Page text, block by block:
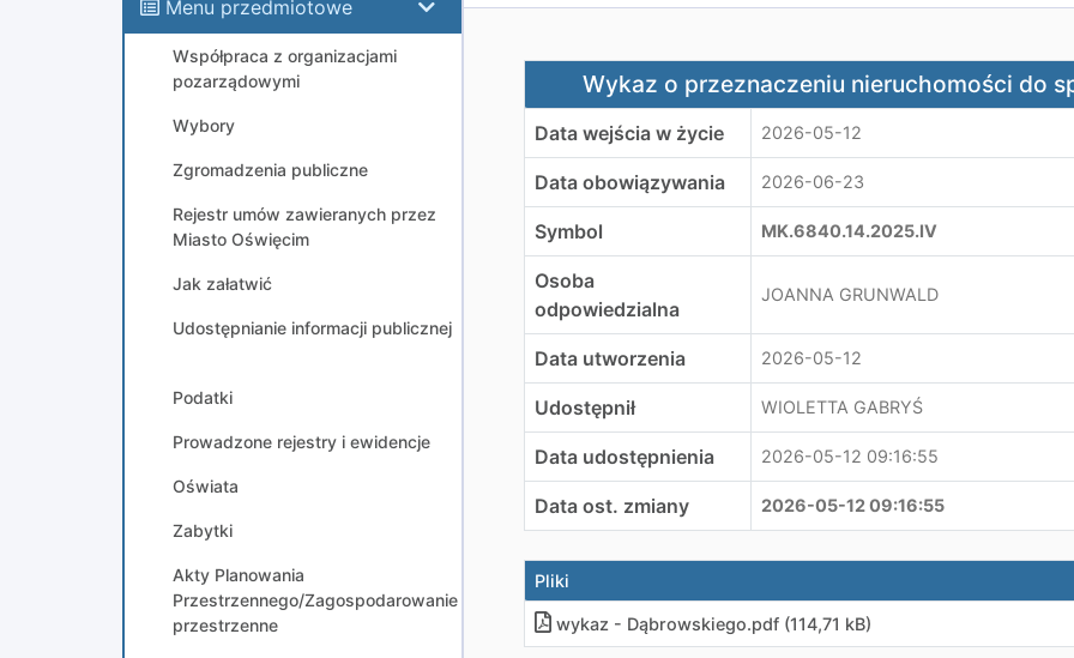
Menu przedmiotowe
Współpraca z organizacjami
pozarządowymi
Wybory
Zgromadzenia publiczne
Rejestr umów zawieranych przez
Miasto Oświęcim
Jak załatwić
Udostępnianie informacji publicznej
Podatki
Prowadzone rejestry i ewidencje
Oświata
Zabytki
Akty Planowania
Przestrzennego/Zagospodarowanie
przestrzenne
Wykaz o przeznaczeniu nieruchomości do sprzedaży ul.
Wykaz o przeznaczeniu nieruchomości do
Data wejścia w życie 2026-05-12
Data obowiązywania 2026-06-23
Symbol MK.6840.14.2025.IV
Osoba
odpowiedzialna
JOANNA GRUNWALD
Data utworzenia 2026-05-12
Udostępnił WIOLETTA GABRYŚ
Data udostępnienia 2026-05-12 09:16:55
Data ost. zmiany 2026-05-12 09:16:55
Pliki
wykaz - Dąbrowskiego.pdf (114,71 kB)